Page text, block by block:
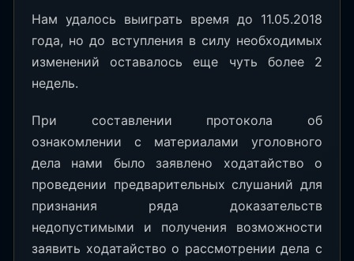
Нам удалось выиграть время до 11.05.2018
года, но до вступления в силу необходимых
изменений оставалось еще чуть более 2
недель.
При составлении протокола об
ознакомлении с материалами уголовного
дела нами было заявлено ходатайство о
проведении предварительных слушаний для
признания ряда доказательств
недопустимыми и получения возможности
заявить ходатайство о рассмотрении дела с